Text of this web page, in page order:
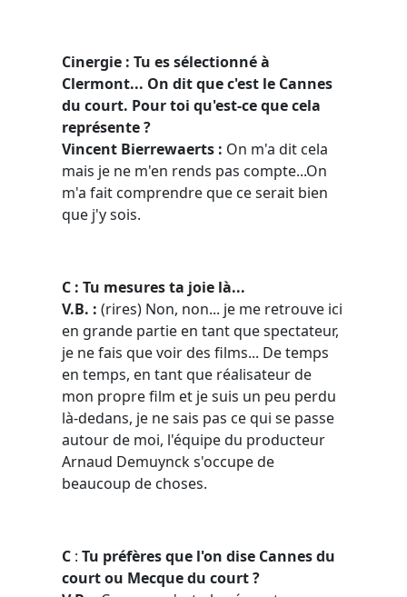
Cinergie : Tu es sélectionné à
Clermont... On dit que c'est le Cannes
du court. Pour toi qu'est-ce que cela
représente ?
Vincent Bierrewaerts : On m'a dit cela
mais je ne m'en rends pas compte...On
m'a fait comprendre que ce serait bien
que j'y sois.
C : Tu mesures ta joie là...
V.B. : (rires) Non, non... je me retrouve ici
en grande partie en tant que spectateur,
je ne fais que voir des films... De temps
en temps, en tant que réalisateur de
mon propre film et je suis un peu perdu
là-dedans, je ne sais pas ce qui se passe
autour de moi, l'équipe du producteur
Arnaud Demuynck s'occupe de
beaucoup de choses.
C : Tu préfères que l'on dise Cannes du
court ou Mecque du court ?